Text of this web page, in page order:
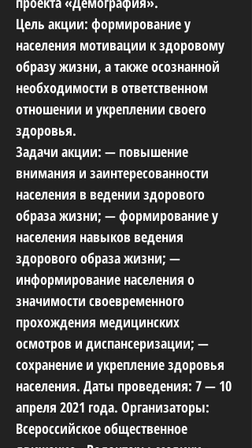
Цель акции: формирование у
населения мотивации к здоровому
образу жизни, а также осознанной
необходимости в ответственном
отношении и укреплении своего
здоровья.
Задачи акции: — повышение
внимания и заинтересованности
населения в ведении здорового
образа жизни; — формирование у
населения навыков ведения
здорового образа жизни; —
информирование населения о
значимости своевременного
прохождения медицинских
осмотров и диспансеризации; —
сохранение и укрепление здоровья
населения. Даты проведения: 7 — 10
апреля 2021 года. Организаторы:
Всероссийское общественное